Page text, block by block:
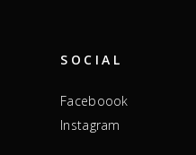
SOCIAL
Faceboook
Instagram